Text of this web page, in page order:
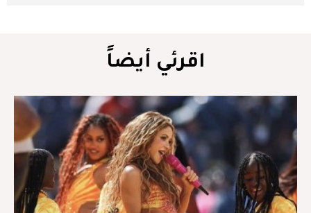
اقرئي أيضاً